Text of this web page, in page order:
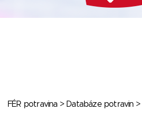
FÉR potravina > Databáze potravin >